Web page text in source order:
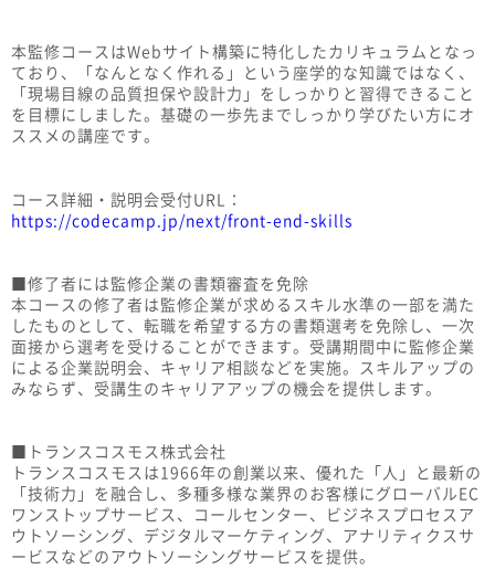
本監修コースはWebサイト構築に特化したカリキュラムとなっ
ており、「なんとなく作れる」という座学的な知識ではなく、
「現場目線の品質担保や設計力」をしっかりと習得できること
を目標にしました。基礎の一歩先までしっかり学びたい方にオ
ススメの講座です。
コース詳細・説明会受付URL：
https://codecamp.jp/next/front-end-skills
■修了者には監修企業の書類審査を免除
本コースの修了者は監修企業が求めるスキル水準の一部を満た
したものとして、転職を希望する方の書類選考を免除し、一次
面接から選考を受けることができます。受講期間中に監修企業
による企業説明会、キャリア相談などを実施。スキルアップの
みならず、受講生のキャリアアップの機会を提供します。
■トランスコスモス株式会社
トランスコスモスは1966年の創業以来、優れた「人」と最新の
「技術力」を融合し、多種多様な業界のお客様にグローバルEC
ワンストップサービス、コールセンター、ビジネスプロセスア
ウトソーシング、デジタルマーケティング、アナリティクスサ
ービスなどのアウトソーシングサービスを提供。